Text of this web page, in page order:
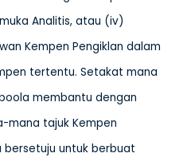
Analitis, atau (iv)
Kempen Pengiklan dalam
tertentu. Setakat mana
membantu dengan
mana tajuk Kempen
bersetuju untuk berbuat